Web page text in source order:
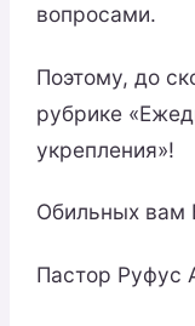
вопросами.
Поэтому, до
рубрике
укрепления»!
Обильных вам
Пастор Руфус